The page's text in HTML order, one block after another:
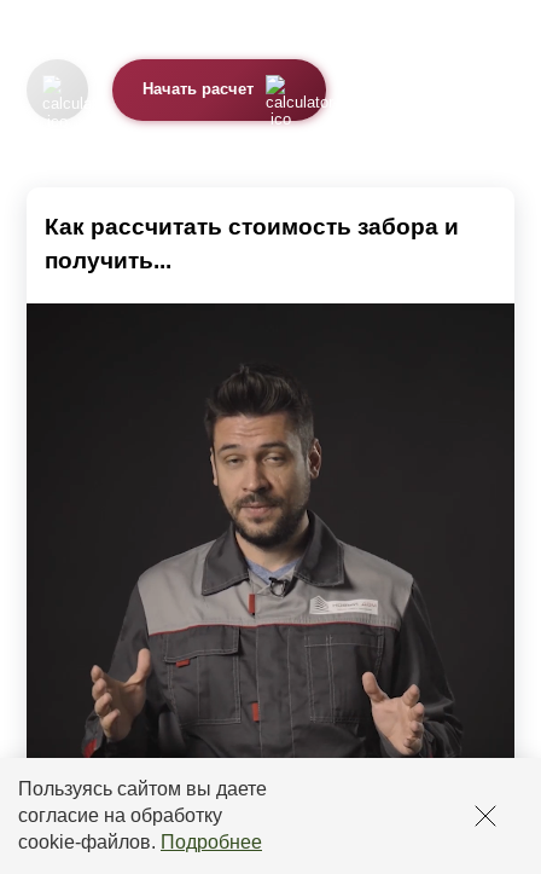
Пользуясь сайтом вы даете
согласие на обработку
cookie-файлов. Подробнее
Начать расчет
Как рассчитать стоимость забора и
получить...